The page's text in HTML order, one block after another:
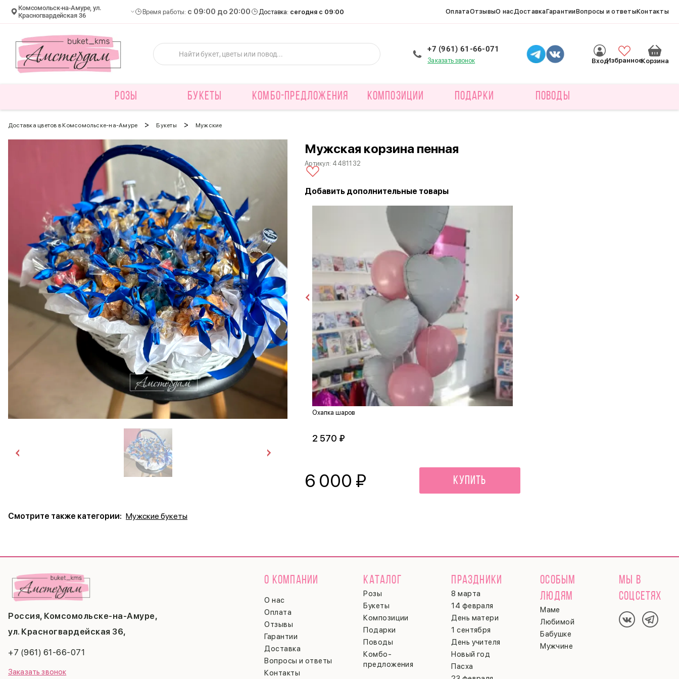
Комсомольск-на-Амуре, ул.
Красногвардейская 36
Время работы: c 09:00 до 20:00 Доставка: сегодня с 09:00 ОплатаОтзывыО насДоставкаГарантииВопросы и ответыКонтакты
+7 (961) 61-66-071
Заказать звонок ВходИзбранноеКорзина
РОЗЫ БУКЕТЫ КОМБО-ПРЕДЛОЖЕНИЯ КОМПОЗИЦИИ ПОДАРКИ ПОВОДЫ
Доставка цветов в Комсомольске-на-Амуре > Букеты > Мужские
Мужская корзина пенная
Артикул: 4481132
Добавить дополнительные товары
Охапка шаров
2 570 ₽
6 000 ₽ Купить
Смотрите также категории: Мужские букеты
Россия, Комсомольске-на-Амуре,
ул. Красногвардейская 36,
+7 (961) 61-66-071
Заказать звонок
О КОМПАНИИ
О нас
Оплата
Отзывы
Гарантии
Доставка
Вопросы и ответы
Контакты
КАТАЛОГ
Розы
Букеты
Композиции
Подарки
Поводы
Комбо-
предложения
ПРАЗДНИКИ
8 марта
14 февраля
День матери
1 сентября
День учителя
Новый год
Пасха
ОСОБЫМ
ЛЮДЯМ
Маме
Любимой
Бабушке
Мужчине
МЫ В
СОЦСЕТЯХ